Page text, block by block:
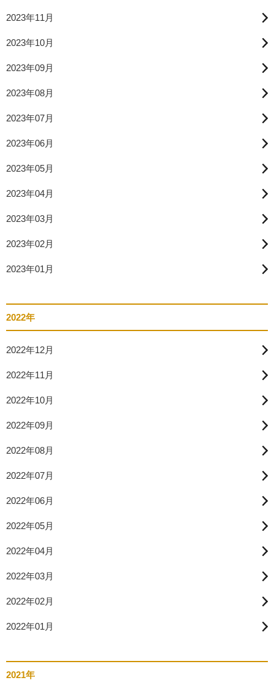
2023年11月
2023年10月
2023年09月
2023年08月
2023年07月
2023年06月
2023年05月
2023年04月
2023年03月
2023年02月
2023年01月
2022年
2022年12月
2022年11月
2022年10月
2022年09月
2022年08月
2022年07月
2022年06月
2022年05月
2022年04月
2022年03月
2022年02月
2022年01月
2021年